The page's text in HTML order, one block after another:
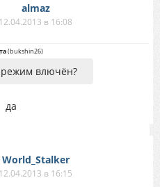
almaz
12.04.2013 в 16:08
(bukshin26)
влючён?
да
World_Stalker
12.04.2013 в 16:15